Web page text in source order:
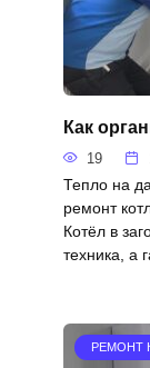
Как
19
Тепло на
ремонт
Котёл в
техника, а
РЕМОНТ